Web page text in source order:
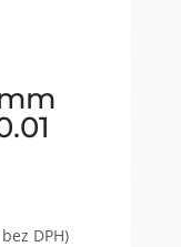
DPH)